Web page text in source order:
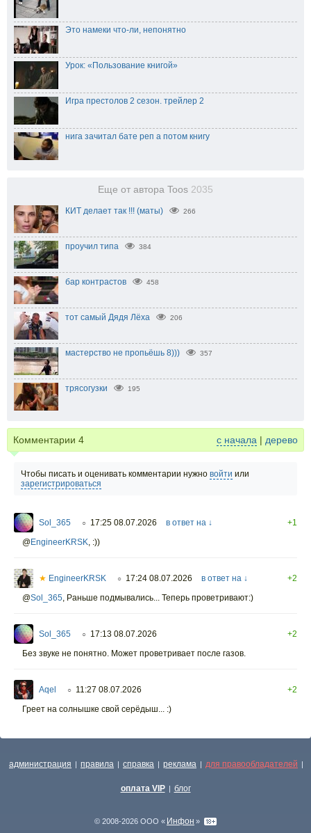
Это намеки что-ли, непонятно
Урок: «Пользование книгой»
Игра престолов 2 сезон. трейлер 2
нига зачитал бате реп а потом книгу
Еще от автора Toos 2035
КИТ делает так !!! (маты) 266
проучил типа 384
бар контрастов 458
тот самый Дядя Лёха 206
мастерство не пропьёшь 8))) 357
трясогузки 195
Комментарии 4 с начала | дерево
Чтобы писать и оценивать комментарии нужно войти или
зарегистрироваться
Sol_365 ○ 17:25 08.07.2026 в ответ на ↓
+1
@EngineerKRSK :))
★ EngineerKRSK ○ 17:24 08.07.2026 в ответ на ↓
+2
@Sol_365 Раньше подмывались... Теперь проветривают:)
Sol_365 ○ 17:13 08.07.2026
+2
Без звуке не понятно. Может проветривает после газов.
Aqel ○ 11:27 08.07.2026
+2
Греет на солнышке свой серёдыш... :)
администрация | правила | справка | реклама | для правообладателей |
оплата VIP | блог
© 2008-2026 ООО « Инфон »